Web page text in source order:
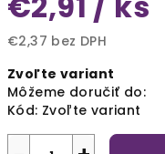
€2,37 bez DPH
cena:
Zvoľte variant
Môžeme doručiť do:
Kód: Zvoľte variant